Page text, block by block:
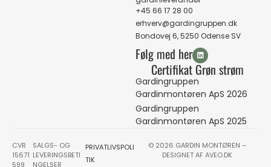
+45 66 17 28 00
erhverv@gardingruppen.dk
Bondovej 6, 5250 Odense SV
Følg med her
Certifikat Grøn strøm
Gardingruppen
Gardinmontøren ApS 2026
Gardingruppen
Gardinmontøren ApS 2025
© 2026 GARDIN MONTØREN –
DESIGNET AFAVEO.DK
CVR
15671
599
SALGS- OG
LEVERINGSBETI
NGELSER
PRIVATLIVSPOLI
TIK